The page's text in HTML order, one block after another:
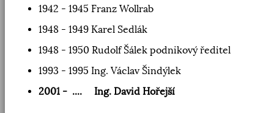
1942 - 1945 Franz Wollrab
1948 - 1949 Karel Sedlák
1948 - 1950 Rudolf Šálek podnikový ředitel
1993 - 1995 Ing. Václav Šindýlek
2001 - .... Ing. David Hořejší